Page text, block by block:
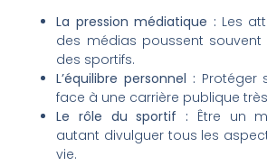
La pression médiatique : Les
des médias poussent souvent
des sportifs.
L’équilibre personnel : Protéger
face à une carrière publique
Le rôle du sportif : Être un
autant divulguer tous les
vie.